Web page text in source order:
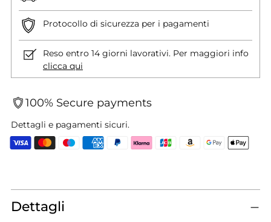
Protocollo di sicurezza per i pagamenti
Reso entro 14 giorni lavorativi. Per maggiori info
clicca qui
100% Secure payments
Dettagli e pagamenti sicuri.
prodotto
al
Dettagli